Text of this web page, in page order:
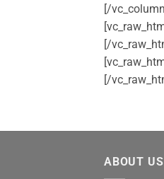
ABOUT US